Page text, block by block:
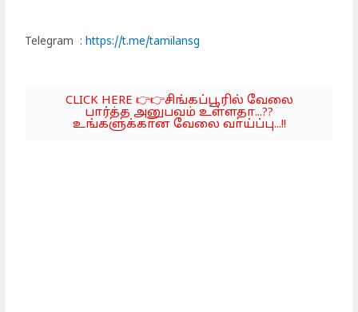
Telegram :https://t.me/tamilansg
CLICK HERE 👉👉சிங்கப்பூரில் வேலை
பார்த்த அனுபவம் உள்ளதா...??
உங்களுக்கான வேலை வாய்ப்பு...!!